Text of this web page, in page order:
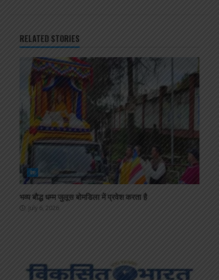
RELATED STORIES
देश
भव्य बौद्ध धम्म जुलूस बोमडिला में प्रवेश करता है
July 6, 2026